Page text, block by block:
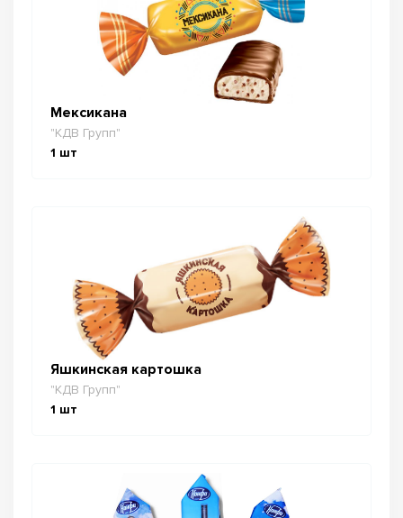
Мексикана
"КДВ Групп"
1 шт
Яшкинская картошка
"КДВ Групп"
1 шт